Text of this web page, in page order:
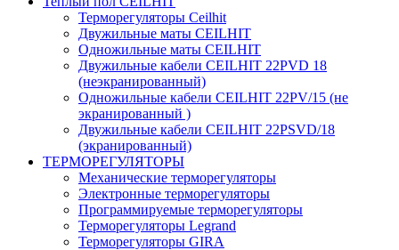
Терморегуляторы Ceilhit
Двужильные маты CEILHIT
Одножильные маты CEILHIT
Двужильные кабели CEILHIT 22PVD 18
(неэкранированный)
Одножильные кабели CEILHIT 22PV/15 (не
экранированный )
Двужильные кабели CEILHIT 22PSVD/18
(экранированный)
ТЕРМОРЕГУЛЯТОРЫ
Механические терморегуляторы
Электронные терморегуляторы
Программируемые терморегуляторы
Терморегуляторы Legrand
Терморегуляторы GIRA